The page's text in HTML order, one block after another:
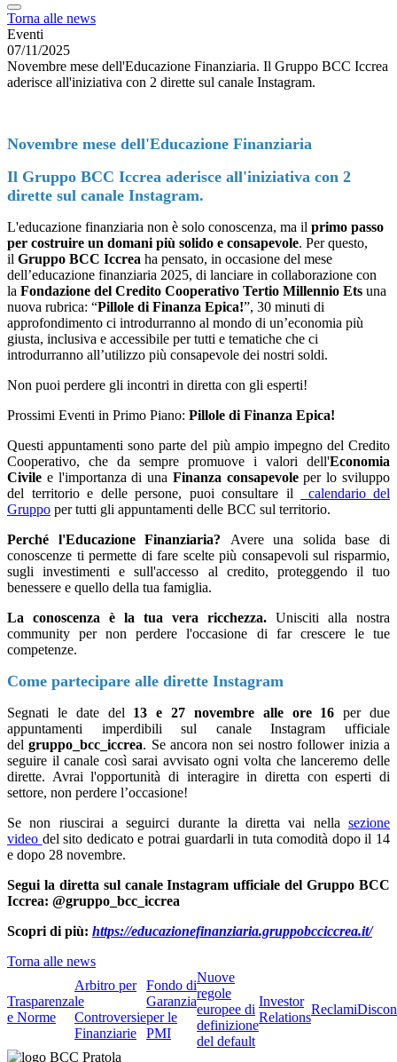
Torna alle news
Eventi
07/11/2025
Novembre mese dell'Educazione Finanziaria. Il Gruppo BCC Iccrea
aderisce all'iniziativa con 2 dirette sul canale Instagram.
Novembre mese dell'Educazione Finanziaria
Il Gruppo BCC Iccrea aderisce all'iniziativa con 2
dirette sul canale Instagram.
L'educazione finanziaria non è solo conoscenza, ma il primo passo
per costruire un domani più solido e consapevole. Per questo,
il Gruppo BCC Iccrea ha pensato, in occasione del mese
dell’educazione finanziaria 2025, di lanciare in collaborazione con
la Fondazione del Credito Cooperativo Tertio Millennio Ets una
nuova rubrica: “Pillole di Finanza Epica!”, 30 minuti di
approfondimento ci introdurranno al mondo di un’economia più
giusta, inclusiva e accessibile per tutti e tematiche che ci
introdurranno all’utilizzo più consapevole dei nostri soldi.
Non puoi perdere gli incontri in diretta con gli esperti!
Prossimi Eventi in Primo Piano: Pillole di Finanza Epica!
Questi appuntamenti sono parte del più ampio impegno del Credito
Cooperativo, che da sempre promuove i valori dell'Economia
Civile e l'importanza di una Finanza consapevoleper lo sviluppo
del territorio e delle persone, puoi consultare il
calendario del
Gruppo per tutti gli appuntamenti delle BCC sul territorio.
Perché l'Educazione Finanziaria? Avere una solida base di
conoscenze ti permette di fare scelte più consapevoli sul risparmio,
sugli investimenti e sull'accesso al credito, proteggendo il tuo
benessere e quello della tua famiglia.
La conoscenza è la tua vera ricchezza. Unisciti alla nostra
community per non perdere l'occasione di far crescere le tue
competenze.
Come partecipare alle dirette Instagram
Segnati le date del 13 e 27 novembre alle ore 16 per due
appuntamenti imperdibili sul canale Instagram ufficiale
delgruppo_bcc_iccrea. Se ancora non sei nostro follower inizia a
seguire il canale così sarai avvisato ogni volta che lanceremo delle
dirette. Avrai l'opportunità di interagire in diretta con esperti di
settore, non perdere l’occasione!
Se non riuscirai a seguirci durante la diretta vai nella sezione
video del sito dedicato e potrai guardarli in tuta comodità dopo il 14
e dopo 28 novembre.
Segui la diretta sul canale Instagram ufficiale del Gruppo BCC
Iccrea: @gruppo_bcc_iccrea
Scopri di più: https://educazionefinanziaria.gruppobcciccrea.it/
Torna alle news
Trasparenza
e Norme
Arbitro per
le
Controversie
Finanziarie
Fondo di
Garanzia
per le
PMI
Nuove
regole
europee di
definizione
del default
Investor
Relations
Reclami